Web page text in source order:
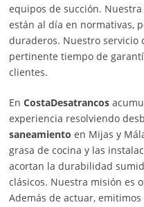
equipos de succión.
están al día en normativas,
duraderos. Nuestro servicio
pertinente tiempo de
clientes.
En CostaDesatrancos
experiencia resolviendo
saneamiento en Mijas y
grasa de cocina y las
acortan la durabilidad
clásicos. Nuestra misión es
Además de actuar,